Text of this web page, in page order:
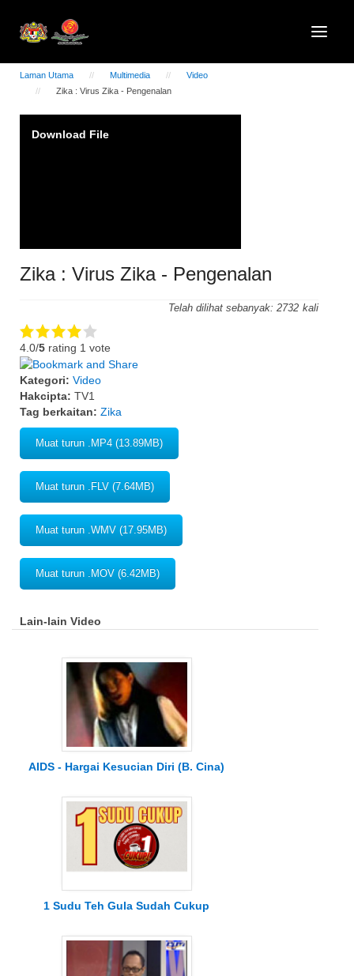
Laman Utama Multimedia
Video
Zika : Virus Zika - Pengenalan
Player
Download File
Zika : Virus Zika - Pengenalan
Telah dilihat sebanyak: 2732
4.0/5 rating 1 vote
Kategori: Video
Hakcipta: TV1
Tag berkaitan: Zika
Muat turun .MP4 (13.89MB)
Muat turun .FLV (7.64MB)
Muat turun .WMV (17.95MB)
Muat turun .MOV (6.42MB)
Lain-lain Video
AIDS - Hargai Kesucian Diri (B. Cina)
1 Sudu Teh Gula Sudah Cukup